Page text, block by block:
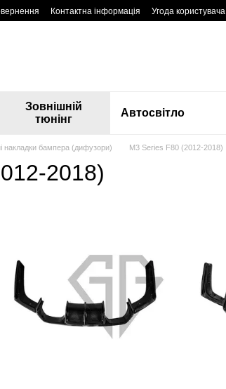
Контактна інформація Угода користувача
Зовнішній
тюнінг
Автосвітло
накладки бампера (дифузори) M3 Series F80 (2012-2018)
2018)